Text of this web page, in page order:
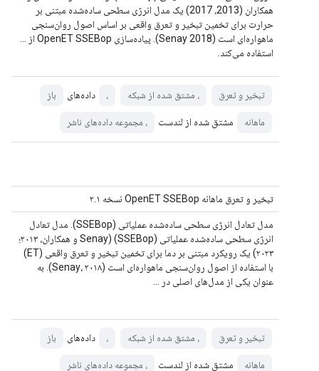
همکاران (2013، 2017) یک مدل انرژی سطحی ساده‌شده مبتنی بر
حرارت برای تخمین تبخیر و تعرق واقعی بر اساس اصول روان‌سنجی
ماهواره‌ای است (Senay 2018). پیاده‌سازی OpenET SSEBop از ...
استفاده می‌کند.
تبخیر و تعرق ، مشتق شده از شبکه ، داده‌های باز
ماهانه مشتق شده از لندست ، مجموعه داده‌های ناشر
تبخیر و تعرق ماهانه OpenET SSEBop نسخه ۲.۱
مدل تعادل انرژی سطحی ساده‌شده عملیاتی (SSEBop). مدل تعادل
انرژی سطحی ساده‌شده عملیاتی (SSEBop) (Senay و همکاران، ۲۰۱۳؛
۲۰۲۳) یک رویکرد مبتنی بر دما برای تخمین تبخیر و تعرق واقعی (ET)
با استفاده از اصول روان‌سنجی ماهواره‌ای است (Senay، ۲۰۱۸). به
عنوان یکی از مدل‌های اصلی در ...
تبخیر و تعرق ، مشتق شده از شبکه ، داده‌های باز
ماهانه مشتق شده از لندست ، مجموعه داده‌های ناشر